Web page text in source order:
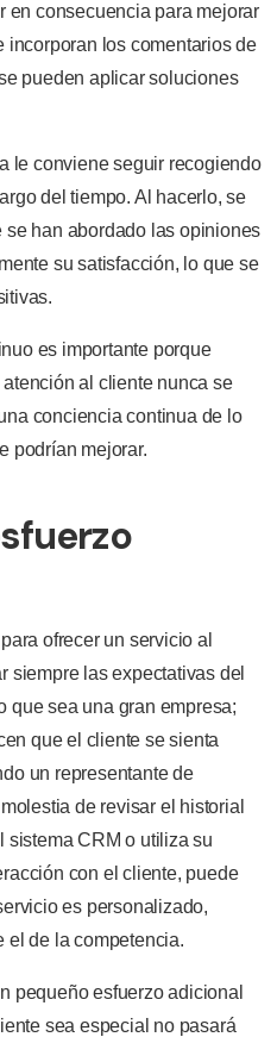
en consecuencia para mejorar
incorporan los comentarios de
pueden aplicar soluciones
le conviene seguir recogiendo
del tiempo. Al hacerlo, se
han abordado las opiniones
su satisfacción, lo que se
es importante porque
al cliente nunca se
conciencia continua de lo
podrían mejorar.
ofrecer un servicio al
siempre las expectativas del
que sea una gran empresa;
que el cliente se sienta
un representante de
de revisar el historial
sistema CRM o utiliza su
con el cliente, puede
es personalizado,
el de la competencia.
pequeño esfuerzo adicional
sea especial no pasará